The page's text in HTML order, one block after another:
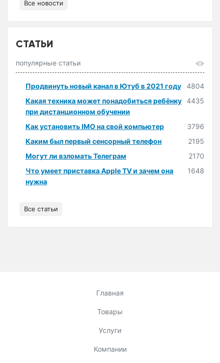
Все новости
СТАТЬИ
популярные статьи
Продвинуть новый канал в Ютуб в 2021 году
4804
Какая техника может понадобиться ребёнку
при дистанционном обучении
4435
Как установить IMO на свой компьютер
3796
Каким был первый сенсорный телефон
2195
Могут ли взломать Телеграм
2170
Что умеет приставка Apple TV и зачем она
нужна
1648
Все статьи
Главная
Товары
Услуги
Компании